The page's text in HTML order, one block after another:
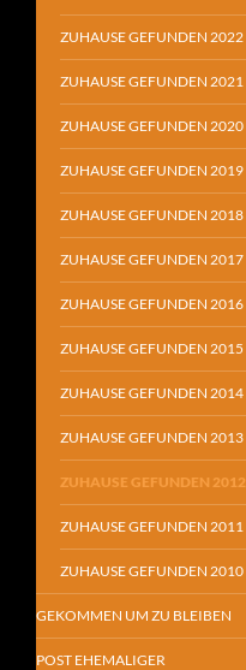
ZUHAUSE GEFUNDEN 2022
ZUHAUSE GEFUNDEN 2021
ZUHAUSE GEFUNDEN 2020
ZUHAUSE GEFUNDEN 2019
ZUHAUSE GEFUNDEN 2018
ZUHAUSE GEFUNDEN 2017
ZUHAUSE GEFUNDEN 2016
ZUHAUSE GEFUNDEN 2015
ZUHAUSE GEFUNDEN 2014
ZUHAUSE GEFUNDEN 2013
ZUHAUSE GEFUNDEN 2012
ZUHAUSE GEFUNDEN 2011
ZUHAUSE GEFUNDEN 2010
GEKOMMEN UM ZU BLEIBEN
POST EHEMALIGER